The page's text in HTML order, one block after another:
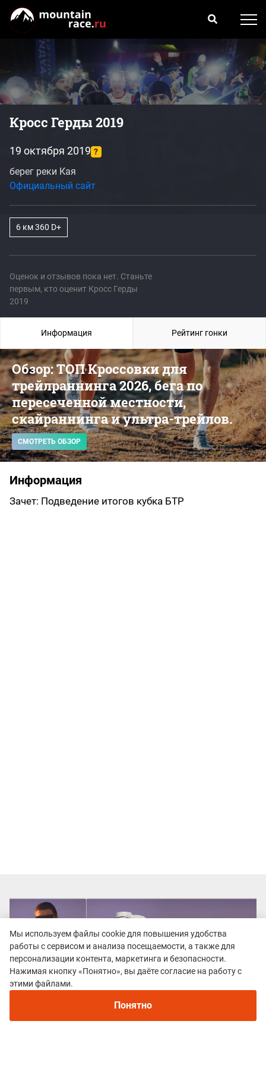
Кросс Герды 2019
Оценок и отзывов пока нет. Станьте
первым, кто оценит Кросс Герды
2019
19 октября 2019 ?
берег реки Кая
Официальный сайт
6 км 360 D+
Обзор: ТОП Кроссовки для
трейлраннинга 2026, бега по
пересеченной местности,
скайраннинга и ультра-трейлов.
СМОТРЕТЬ ОБЗОР
Информация
Зачет: Подведение итогов кубка БТР
Информация Рейтинг гонки
Мы используем файлы cookie для повышения удобства
работы с сервисом и анализа посещаемости, а также для
персонализации контента, маркетинга и безопасности.
Нажимая кнопку «Понятно», вы даёте согласие на работу с
этими файлами.
Понятно